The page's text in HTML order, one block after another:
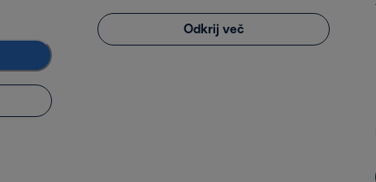
Odkrij več